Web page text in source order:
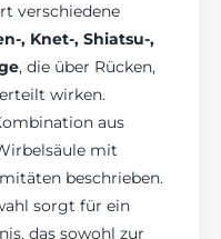
verschiedene
, Knet-, Shiatsu-,
, die über Rücken,
wirken.
aus
mit
beschrieben.
sorgt für ein
das sowohl zur